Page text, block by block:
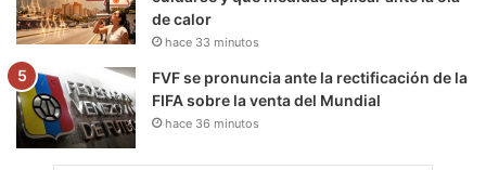
de calor
hace 33 minutos
FVF se pronuncia ante la rectificación de la
FIFA sobre la venta del Mundial
hace 36 minutos